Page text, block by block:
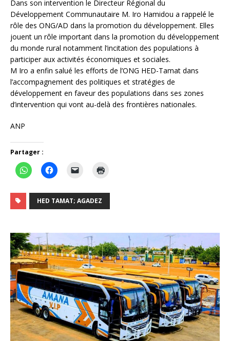
Dans son intervention le Directeur Régional du
Développement Communautaire M. Iro Hamidou a rappelé le
rôle des ONG/AD dans la promotion du développement. Elles
jouent un rôle important dans la promotion du développement
du monde rural notamment l’incitation des populations à
participer aux activités économiques et sociales.
M Iro a enfin salué les efforts de l’ONG HED-Tamat dans
l’accompagnement des politiques et stratégies de
développement en faveur des populations dans ses zones
d’intervention qui vont au-delà des frontières nationales.
ANP
Partager :
HED TAMAT; AGADEZ